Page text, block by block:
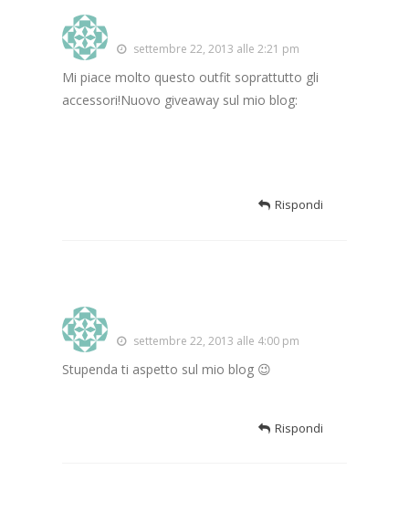
settembre 22, 2013 alle 2:21 pm
Mi piace molto questo outfit soprattutto gli
accessori!Nuovo giveaway sul mio blog:
Rispondi
settembre 22, 2013 alle 4:00 pm
Stupenda ti aspetto sul mio blog 😉
Rispondi